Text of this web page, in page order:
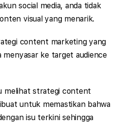
social media, anda tidak
visual yang menarik.
content marketing yang
ke target audience
melihat strategi content
untuk memastikan bahwa
isu terkini sehingga